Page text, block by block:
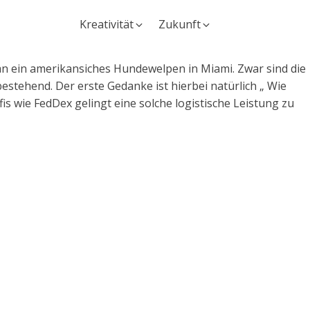
Kreativität Zukunft
ein amerikansiches Hundewelpen in Miami. Zwar sind die
Der erste Gedanke ist hierbei natürlich „ Wie
wie FedDex gelingt eine solche logistische Leistung zu